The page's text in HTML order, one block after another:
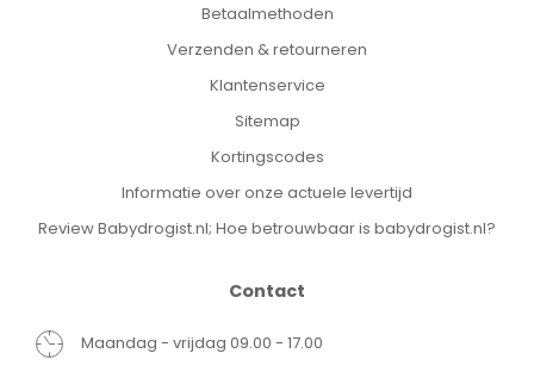
Betaalmethoden
Verzenden & retourneren
Klantenservice
Sitemap
Kortingscodes
Informatie over onze actuele levertijd
Review Babydrogist.nl; Hoe betrouwbaar is babydrogist.nl?
Contact
Maandag - vrijdag 09.00 - 17.00